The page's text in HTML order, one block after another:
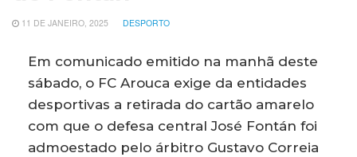
11 DE JANEIRO, 2025 DESPORTO
Em comunicado emitido na manhã deste
sábado, o FC Arouca exige da entidades
desportivas a retirada do cartão amarelo
com que o defesa central José Fontán foi
admoestado pelo árbitro Gustavo Correia